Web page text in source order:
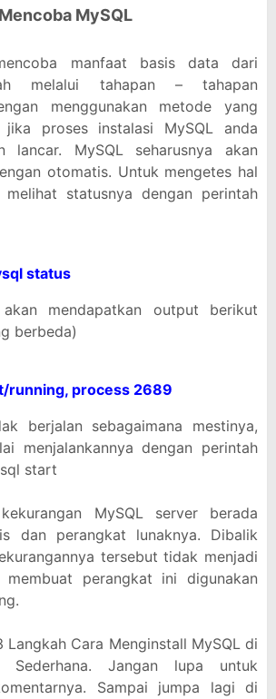
MySQL
manfaat basis data dari
melalui tahapan – tahapan
menggunakan metode yang
jika proses instalasi MySQL anda
lancar. MySQL seharusnya akan
otomatis. Untuk mengetes hal
statusnya dengan perintah
status
mendapatkan output berikut
berbeda)
running, process 2689
berjalan sebagaimana mestinya,
menjalankannya dengan perintah
start
MySQL server berada
dan perangkat lunaknya. Dibalik
tersebut tidak menjadi
membuat perangkat ini digunakan
Cara Menginstall MySQL di
Sederhana. Jangan lupa untuk
Sampai jumpa lagi di